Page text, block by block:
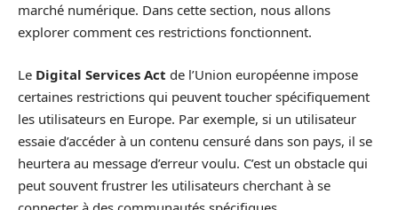
marché numérique. Dans cette section, nous allons
explorer comment ces restrictions fonctionnent.
Le Digital Services Act de l’Union européenne impose
certaines restrictions qui peuvent toucher spécifiquement
les utilisateurs en Europe. Par exemple, si un utilisateur
essaie d’accéder à un contenu censuré dans son pays, il se
heurtera au message d’erreur voulu. C’est un obstacle qui
peut souvent frustrer les utilisateurs cherchant à se